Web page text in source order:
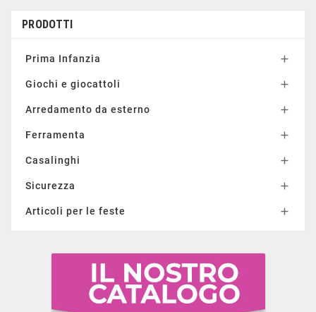
PRODOTTI
Prima Infanzia 
Giochi e giocattoli 
Arredamento da esterno 
Ferramenta 
Casalinghi 
Sicurezza 
Articoli per le feste 